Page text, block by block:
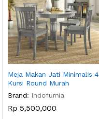
Meja Makan Jati Minimalis 4
Kursi Round Murah
Brand: Indofurnia
Rp 5,500,000